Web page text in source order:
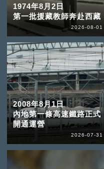
1974年8月2日
第一批援藏教師奔赴西藏
2026-08-01
2008年8月1日
內地第一條高速鐵路正式
開通運營
2026-07-31